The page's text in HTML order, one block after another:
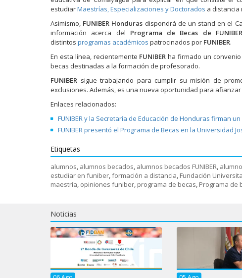
estudiarMaestrías, Especializaciones y Doctorados a distancia
Asimismo, FUNIBER Honduras dispondrá de un stand en el
información acerca del Programa de Becas de FUNIBER
distintos programas académicos patrocinados por FUNIBER.
En esta línea, recientemente FUNIBER ha firmado un
becas destinadas a la formación de profesorado.
FUNIBER sigue trabajando para cumplir su misión de
exclusiones. Además, es una nueva oportunidad para
Enlaces relacionados:
FUNIBER y la Secretaría de Educación de Honduras firman
FUNIBER presentó el Programa de Becas en la Universidad
Etiquetas
alumnos, alumnos becados, alumnos becados FUNIBER,
estudiar en funiber,formación a distancia, Fundación
maestría, opiniones funiber, programa de becas, Programa de
Noticias